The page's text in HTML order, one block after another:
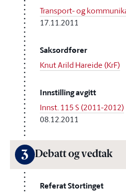
Transport- og
17.11.2011
Saksordfører
Knut Arild Hareide (KrF)
Innstilling avgitt
Innst. 115 S (2011-2012)
08.12.2011
3 Debatt og vedtak
Referat Stortinget